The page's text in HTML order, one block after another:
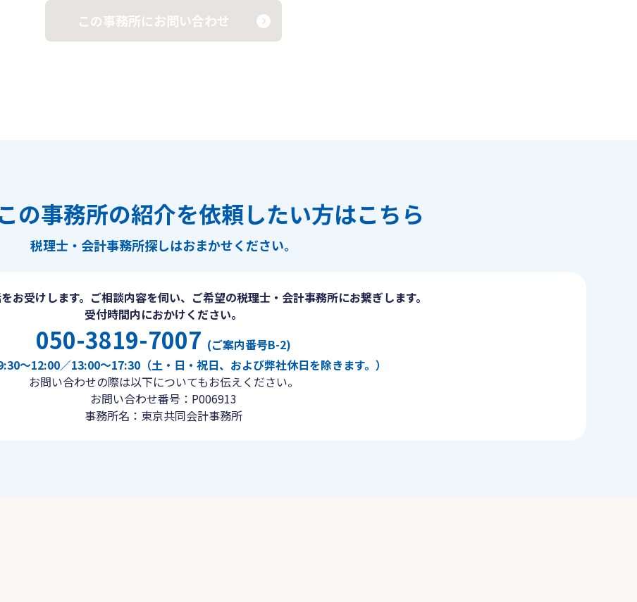
この事務所にお問い合わせ
の事務所の紹介を依頼したい方はこちら
税理士・会計事務所探しはおまかせください。
お受けします。ご相談内容を伺い、ご希望の税理士・会計事務所にお繋ぎします。
受付時間内におかけください。
050-3819-7007 (ご案内番号B-2)
〜12:00／13:00〜17:30（土・日・祝日、および弊社休日を除きます。）
お問い合わせの際は以下についてもお伝えください。
お問い合わせ番号：P006913
事務所名：東京共同会計事務所